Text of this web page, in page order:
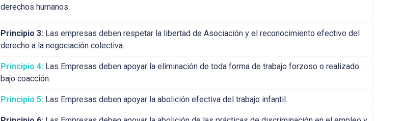
derechos humanos.
Principio 3: Las empresas deben respetar la libertad de Asociación y el reconocimiento efectivo del
derecho a la negociación colectiva.
Principio 4: Las Empresas deben apoyar la eliminación de toda forma de trabajo forzoso o realizado
bajo coacción.
Principio 5: Las Empresas deben apoyar la abolición efectiva del trabajo infantil.